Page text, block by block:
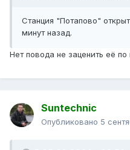
Станция "Потапово"
минут назад.
Нет повода не заценить её
Suntechnic
Опубликовано 5